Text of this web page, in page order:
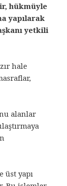
hükmüyle
yapılarak
yetkili
hale
alanlar
üst yapı